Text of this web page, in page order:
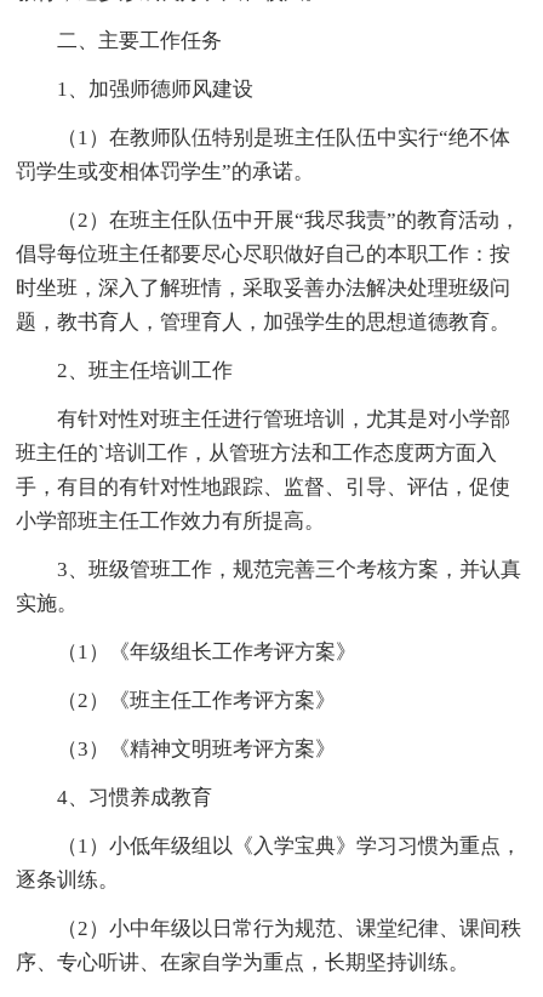
二、主要工作任务
1、加强师德师风建设
（1）在教师队伍特别是班主任队伍中实行“绝不体
罚学生或变相体罚学生”的承诺。
（2）在班主任队伍中开展“我尽我责”的教育活动，
倡导每位班主任都要尽心尽职做好自己的本职工作：按
时坐班，深入了解班情，采取妥善办法解决处理班级问
题，教书育人，管理育人，加强学生的思想道德教育。
2、班主任培训工作
有针对性对班主任进行管班培训，尤其是对小学部
班主任的`培训工作，从管班方法和工作态度两方面入
手，有目的有针对性地跟踪、监督、引导、评估，促使
小学部班主任工作效力有所提高。
3、班级管班工作，规范完善三个考核方案，并认真
实施。
（1）《年级组长工作考评方案》
（2）《班主任工作考评方案》
（3）《精神文明班考评方案》
4、习惯养成教育
（1）小低年级组以《入学宝典》学习习惯为重点，
逐条训练。
（2）小中年级以日常行为规范、课堂纪律、课间秩
序、专心听讲、在家自学为重点，长期坚持训练。